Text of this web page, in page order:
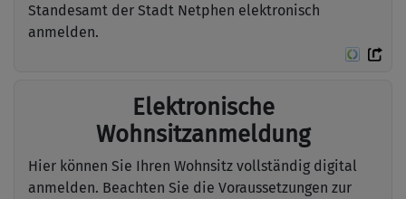
Standesamt der Stadt Netphen elektronisch
anmelden.
Elektronische
Wohnsitzanmeldung
Hier können Sie Ihren Wohnsitz vollständig digital
anmelden. Beachten Sie die Voraussetzungen zur